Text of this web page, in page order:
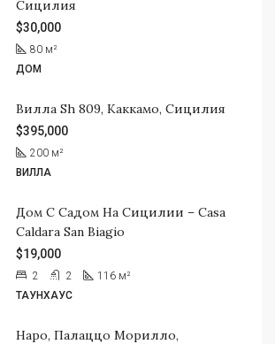
Сицилия
$30,000
80 м²
ДОМ
Вилла Sh 809, Каккамо, Сицилия
$395,000
200 м²
ВИЛЛА
Дом С Садом На Сицилии – Casa
Caldara San Biagio
$19,000
2 2 116 м²
ТАУНХАУС
Наро, Палаццо Морилло,